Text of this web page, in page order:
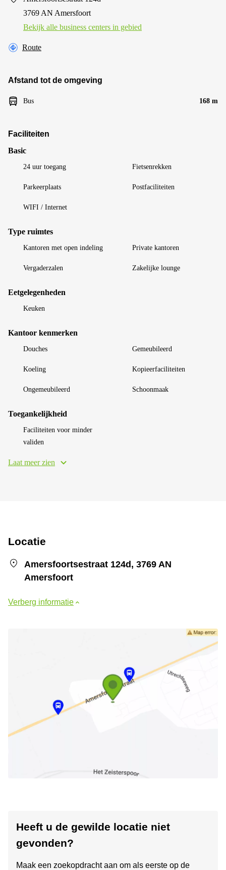
3769 AN Amersfoort
Bekijk alle business centers in gebied
Route
Afstand tot de omgeving
Bus 168 m
Faciliteiten
Basic
24 uur toegang Fietsenrekken
Parkeerplaats Postfaciliteiten
WIFI / Internet
Type ruimtes
Kantoren met open indeling Private kantoren
Vergaderzalen Zakelijke lounge
Eetgelegenheden
Keuken
Kantoor kenmerken
Douches Gemeubileerd
Koeling Kopieerfaciliteiten
Ongemeubileerd Schoonmaak
Toegankelijkheid
Faciliteiten voor minder
validen
Laat meer zien
Locatie
Amersfoortsestraat 124d, 3769 AN
Amersfoort
Verberg informatie
Heeft u de gewilde locatie niet
gevonden?
Maak een zoekopdracht aan om als eerste op de